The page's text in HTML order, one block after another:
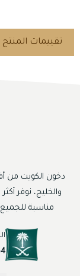
تقييمات المنتج
دخون الكويت من
مناسبة للجميع